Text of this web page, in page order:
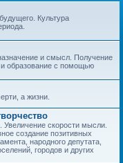
Культура
и смысл. Получение
и образование с помощью
а жизни.
Увеличение скорости мысли.
создание позитивных
народного депутата,
городов и других